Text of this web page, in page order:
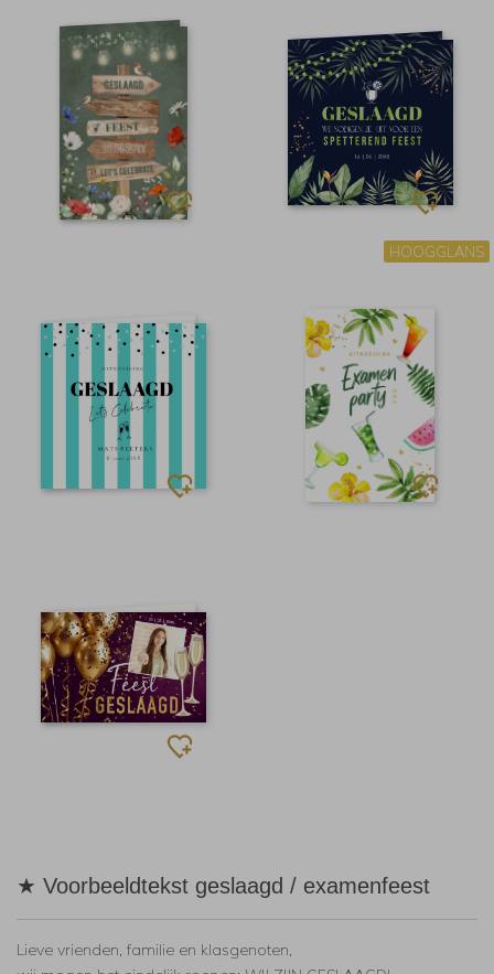
HOOGGLANS
★ Voorbeeldtekst geslaagd / examenfeest
Lieve vrienden, familie en klasgenoten,